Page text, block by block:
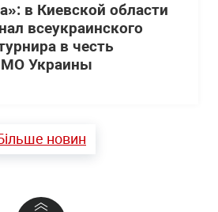
в Киевской области
всеукраинского
в честь
МО Украины
новин